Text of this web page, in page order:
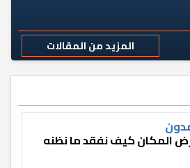
المزيد من المقالات
المكان كيف نفقد ما نظنه